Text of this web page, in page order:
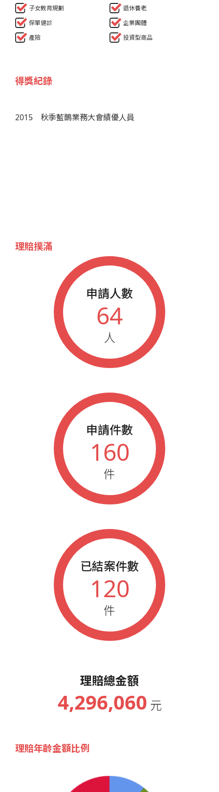
子女教育規劃
退休養老
保單健診
企業團體
產險
投資型商品
得獎紀錄
2015 秋季藍鵲業務大會績優人員
理賠撲滿
申請人數
64
人
申請件數
160
件
已結案件數
120
件
理賠總金額
4,296,060 元
理賠年齡金額比例